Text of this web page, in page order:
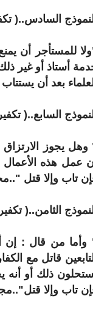
السادس..(
للمستأجر أن
أستاذ أو غير
بعد أن يستتاب
السابع..(
وهل يجوز
عمل هذه
تاب وإلا قتل
الثامن..(
وأما من قال : إن
قاتل مع
ذلك أو
تاب وإلا